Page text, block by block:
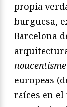
propia
burguesa,
Barcelona
noucentisme
europeas
raíces en el